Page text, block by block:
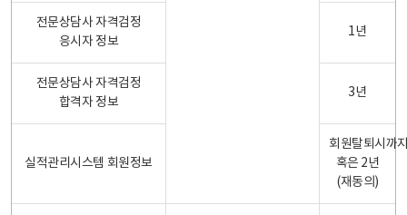
전문상담사 자격검정
응시자 정보
1년
전문상담사 자격검정
합격자 정보
3년
실적관리시스템 회원정보
회원탈퇴시까
혹은 2년
(재동의)